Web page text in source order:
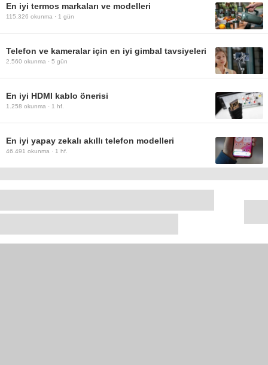
En iyi termos markaları ve modelleri
115.326 okunma · 1 gün
Telefon ve kameralar için en iyi gimbal tavsiyeleri
2.560 okunma · 5 gün
En iyi HDMI kablo önerisi
1.258 okunma · 1 hf.
En iyi yapay zekalı akıllı telefon modelleri
46.491 okunma · 1 hf.